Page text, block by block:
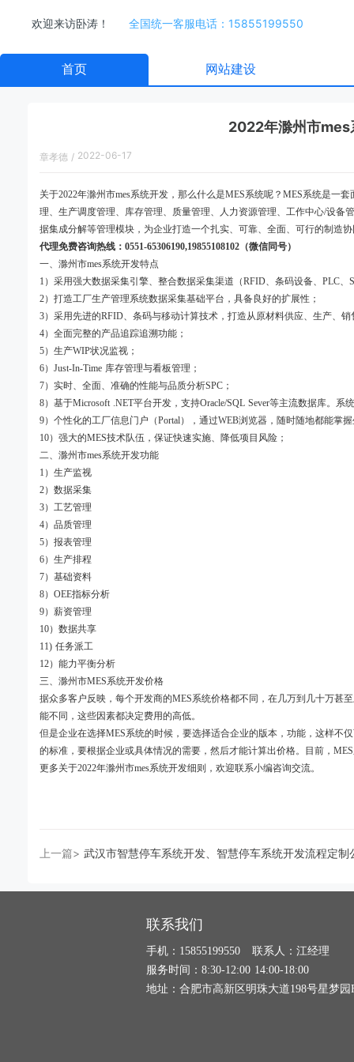
欢迎来访卧涛！ 全国统一客服电话：15855199550
首页 网站建设
2022年滁州市mes
章孝德 / 2022-06-17
关于2022年滁州市mes系统开发，那么什么是MES系统呢？MES系统是一
理、生产调度管理、库存管理、质量管理、人力资源管理、工作中心/设
据集成分解等管理模块，为企业打造一个扎实、可靠、全面、可行的制造
代理免费咨询热线：0551-65306190,19855108102（微信同号）
一、滁州市mes系统开发特点
1）采用强大数据采集引擎、整合数据采集渠道（RFID、条码设备、PLC
2）打造工厂生产管理系统数据采集基础平台，具备良好的扩展性；
3）采用先进的RFID、条码与移动计算技术，打造从原材料供应、生产、
4）全面完整的产品追踪追溯功能；
5）生产WIP状况监视；
6）Just-In-Time 库存管理与看板管理；
7）实时、全面、准确的性能与品质分析SPC；
8）基于Microsoft .NET平台开发，支持Oracle/SQL Sever等主流数据库。
9）个性化的工厂信息门户（Portal），通过WEB浏览器，随时随地都能掌
10）强大的MES技术队伍，保证快速实施、降低项目风险；
二、滁州市mes系统开发功能
1）生产监视
2）数据采集
3）工艺管理
4）品质管理
5）报表管理
6）生产排程
7）基础资料
8）OEE指标分析
9）薪资管理
10）数据共享
11) 任务派工
12）能力平衡分析
三、滁州市MES系统开发价格
据众多客户反映，每个开发商的MES系统价格都不同，在几万到几十万甚
能不同，这些因素都决定费用的高低。
但是企业在选择MES系统的时候，要选择适合企业的版本，功能，这样不
的标准，要根据企业或具体情况的需要，然后才能计算出价格。目前，
更多关于2022年滁州市mes系统开发细则，欢迎联系小编咨询交流。
上一篇> 武汉市智慧停车系统开发、智慧停车系统开发流程定制
联系我们
手机：15855199550 联系人：江经理
服务时间：8:30-12:00 14:00-18:00
地址：合肥市高新区明珠大道198号星梦园